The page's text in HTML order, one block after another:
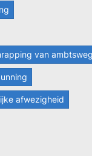
van
afwezigheid